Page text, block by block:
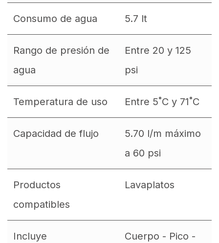
Consumo de agua 5.7 lt
Rango de presión de
agua
Entre 20 y 125
psi
Temperatura de uso Entre 5˚C y 71˚C
Capacidad de flujo
5.70 l/m máximo
a 60 psi
Productos
compatibles
Lavaplatos
Incluye
Cuerpo - Pico -